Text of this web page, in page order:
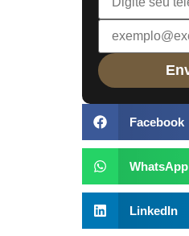
Facebook
WhatsApp
LinkedIn